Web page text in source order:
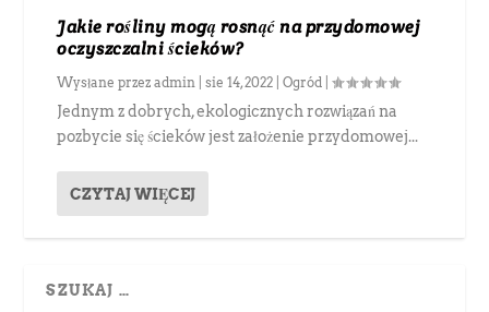
Jakie rośliny mogą rosnąć na przydomowej
oczyszczalni ścieków?
Wysłane przezadmin |sie 14, 2022 |Ogród |
Jednym z dobrych, ekologicznych rozwiązań na
pozbycie się ścieków jest założenie przydomowej...
CZYTAJ WIĘCEJ